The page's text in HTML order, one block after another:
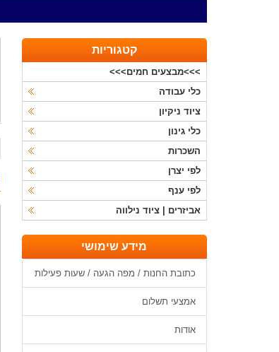
קטגוריות
>>>מבצעים חמים>>>
כלי עבודה
ציוד ניקיון
כלי גינון
השכרות
לפי יצרן
לפי ענף
אביזרים | ציוד נילווה
מידע שימושי
כתובת החנות / מפה הגעה / שעות פעילות
אמצעי תשלום
אודות